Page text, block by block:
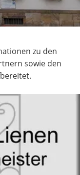
zu den
sowie den